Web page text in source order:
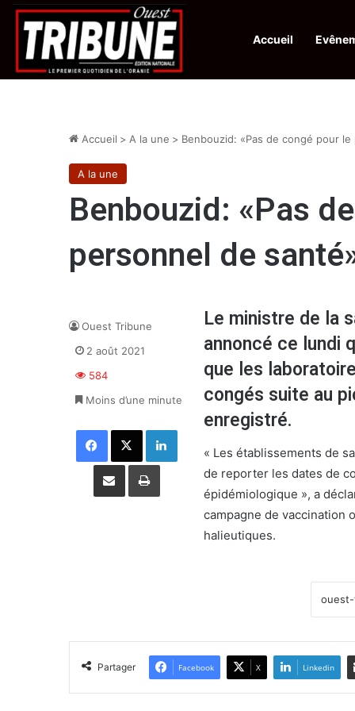
Accueil
Infos en Direct: Protection de la ville sainte d’El-Qods : l’Algérie
Accueil > A la une > Benbouzid: «Pas de congé pour
A la une
Benbouzid: «Pas
personnel de
Le ministre de la
annoncé ce lundi
que les
congés suite au
enregistré.
« Les établissements de
de reporter les dates de
épidémiologique », a
campagne de vaccination
halieutiques.
Ouest Tribune
2 août 2021
584
Moins d’une minute
Facebook X Linkedin
Partager par email Imprimer
Partager Facebook X Linkedin